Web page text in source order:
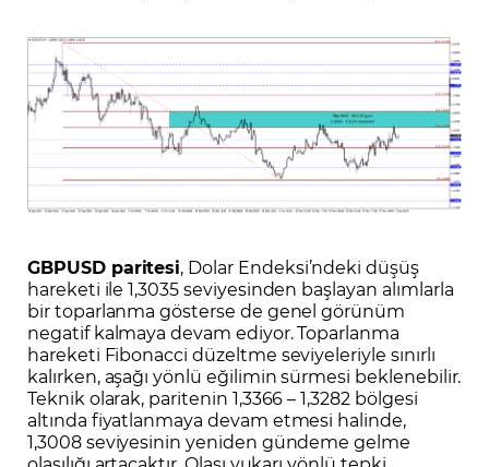
GBPUSDparitesi, Dolar Endeksi’ndeki düşüş
hareketi ile 1,3035 seviyesinden başlayan alımlarla
bir toparlanma gösterse de genel görünüm
negatif kalmaya devam ediyor. Toparlanma
hareketi Fibonacci düzeltme seviyeleriyle sınırlı
kalırken, aşağı yönlü eğilimin sürmesi beklenebilir.
Teknik olarak, paritenin 1,3366 – 1,3282 bölgesi
altında fiyatlanmaya devam etmesi halinde,
1,3008 seviyesinin yeniden gündeme gelme